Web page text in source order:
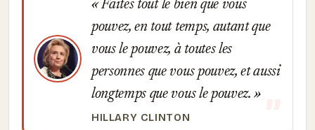
Faites tout le bien que vous
pouvez, en tout temps, autant que
vous le pouvez, à toutes les
personnes que vous pouvez, et aussi
longtemps que vous le pouvez.
HILLARY CLINTON